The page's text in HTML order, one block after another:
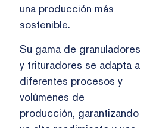
una producción más
sostenible.
Su gama de granuladores
y trituradores se adapta a
diferentes procesos y
volúmenes de
producción, garantizando